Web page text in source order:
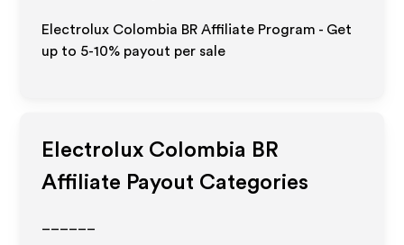
Electrolux Colombia BR Affiliate Program - Get
up to 5-10% payout per sale
Electrolux Colombia BR
Affiliate Payout Categories